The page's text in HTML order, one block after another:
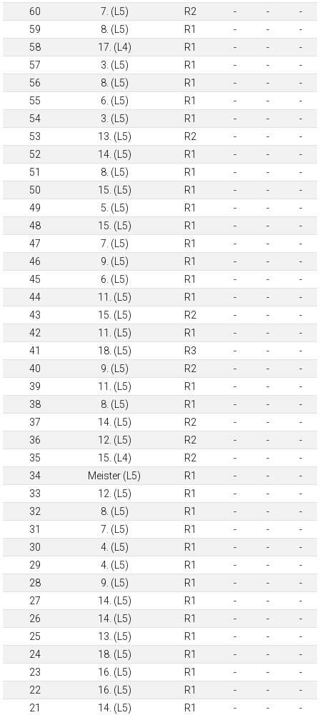
60
7. (L5) R2 - -
-
59
8. (L5) R1 - -
-
58
17. (L4) R1 - -
-
57
3. (L5) R1 - -
-
56
8. (L5) R1 - -
-
55
6. (L5) R1 - -
-
54
3. (L5) R1 - -
-
53
13. (L5) R2 - -
-
52
14. (L5) R1 - -
-
51
8. (L5) R1 - -
-
50
15. (L5) R1 - -
-
49
5. (L5) R1 - -
-
48
15. (L5) R1 - -
-
47
7. (L5) R1 - -
-
46
9. (L5) R1 - -
-
45
6. (L5) R1 - -
-
44
11. (L5) R1 - -
-
43
15. (L5) R2 - -
-
42
11. (L5) R1 - -
-
41
18. (L5) R3 - -
-
40
9. (L5) R2 - -
-
39
11. (L5) R1 - -
-
38
8. (L5) R1 - -
-
37
14. (L5) R2 - -
-
36
12. (L5) R2 - -
-
35
15. (L4) R2 - -
-
34
Meister (L5) R1 - -
-
33
12. (L5) R1 - -
-
32
8. (L5) R1 - -
-
31
7. (L5) R1 - -
-
30
4. (L5) R1 - -
-
29
4. (L5) R1 - -
-
28
9. (L5) R1 - -
-
27
14. (L5) R1 - -
-
26
14. (L5) R1 - -
-
25
13. (L5) R1 - -
-
24
18. (L5) R1 - -
-
23
16. (L5) R1 - -
-
22
16. (L5) R1 - -
-
21
14. (L5) R1 - -
-